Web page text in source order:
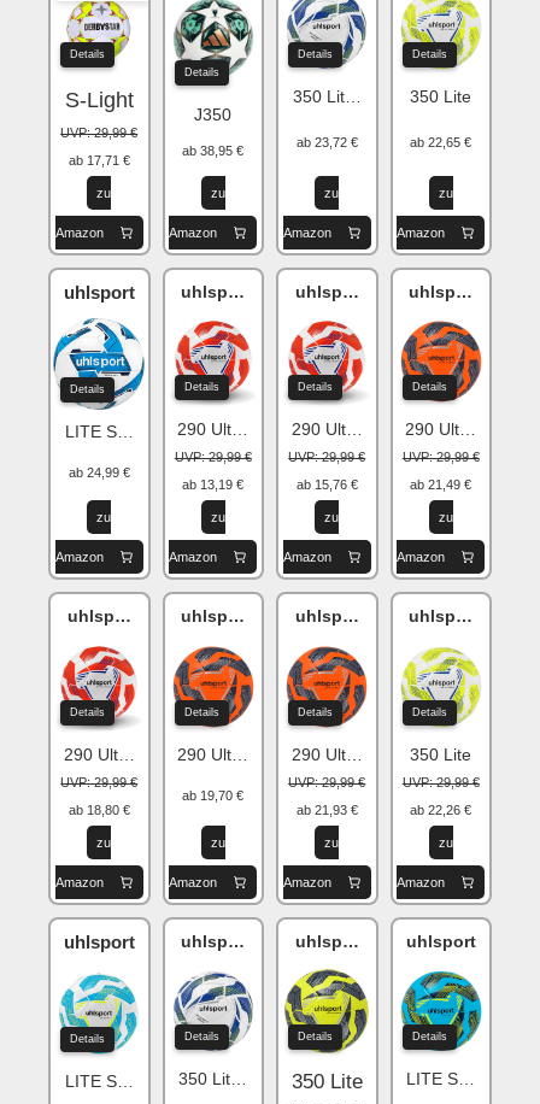
Details
S-Light
UVP: 29,99 €
ab 17,71 €
zu
Amazon
Details
J350
ab 38,95 €
zu
Amazon
Details
350 Lite Match
ab 23,72 €
zu
Amazon
Details
350 Lite
ab 22,65 €
zu
Amazon
uhlsport
Details
LITE Soft 350
ab 24,99 €
zu
Amazon
uhlsport Addglue
Details
290 Ultra Lite
UVP: 29,99 €
ab 13,19 €
zu
Amazon
uhlsport Addglue
Details
290 Ultra Lite
UVP: 29,99 €
ab 15,76 €
zu
Amazon
uhlsport
Details
290 Ultra Lite
UVP: 29,99 €
ab 21,49 €
zu
Amazon
uhlsport Addglue
Details
290 Ultra Lite
UVP: 29,99 €
ab 18,80 €
zu
Amazon
uhlsport Addglue
Details
290 Ultra Lite
ab 19,70 €
zu
Amazon
uhlsport Addglue
Details
290 Ultra Lite
UVP: 29,99 €
ab 21,93 €
zu
Amazon
Details
350 Lite
UVP: 29,99 €
ab 22,26 €
zu
Amazon
uhlsport
Details
LITE Soft 350
uhlsport Addglue
Details
350 Lite Match
uhlsport Addglue
Details
350 Lite
uhlsport
Details
LITE Soft 350